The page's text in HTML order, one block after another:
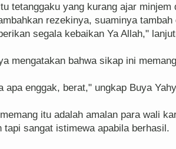
tetanggaku yang kurang ajar
rezekinya, suaminya
segala kebaikan Ya Allah,"
mengatakan bahwa sikap ini
apa enggak, berat," ungkap Buya
itu adalah amalan para wali
tapi sangat istimewa apabila berhasil.